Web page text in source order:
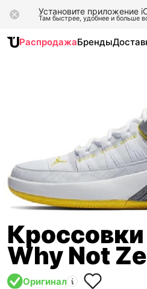
Установите приложение
Там быстрее, удобнее и больше
РаспродажаБренды
Why Not
Оригинал